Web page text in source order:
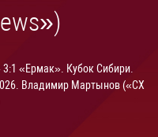
«Ермак». Кубок Сибири.
Владимир Мартынов («CX